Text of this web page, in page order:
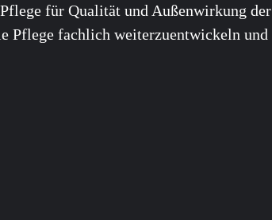
für Qualität und Außenwirkung der
Pflege fachlich weiterzuentwickeln und